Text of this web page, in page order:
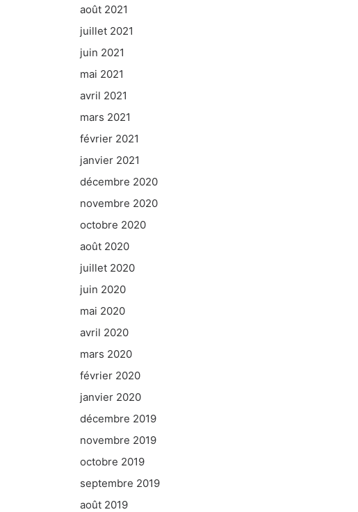
août 2021
juillet 2021
juin 2021
mai 2021
avril 2021
mars 2021
février 2021
janvier 2021
décembre 2020
novembre 2020
octobre 2020
août 2020
juillet 2020
juin 2020
mai 2020
avril 2020
mars 2020
février 2020
janvier 2020
décembre 2019
novembre 2019
octobre 2019
septembre 2019
août 2019